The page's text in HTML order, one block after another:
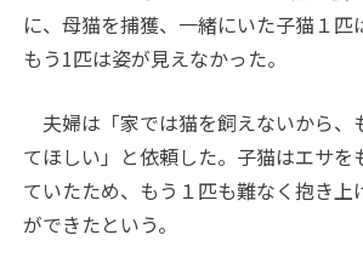
に、母猫を捕獲、一緒にいた子猫１匹
もう1匹は姿が見えなかった。
夫婦は「家では猫を飼えないから、
てほしい」と依頼した。子猫はエサを
ていたため、もう１匹も難なく抱き上
ができたという。